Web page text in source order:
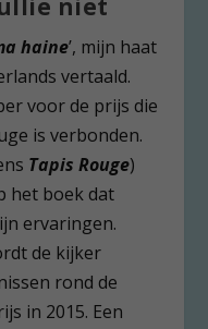
niet
haine’, mijn haat
vertaald.
voor de prijs die
is verbonden.
Tapis Rouge)
het boek dat
ervaringen.
de kijker
rond de
in 2015. Een